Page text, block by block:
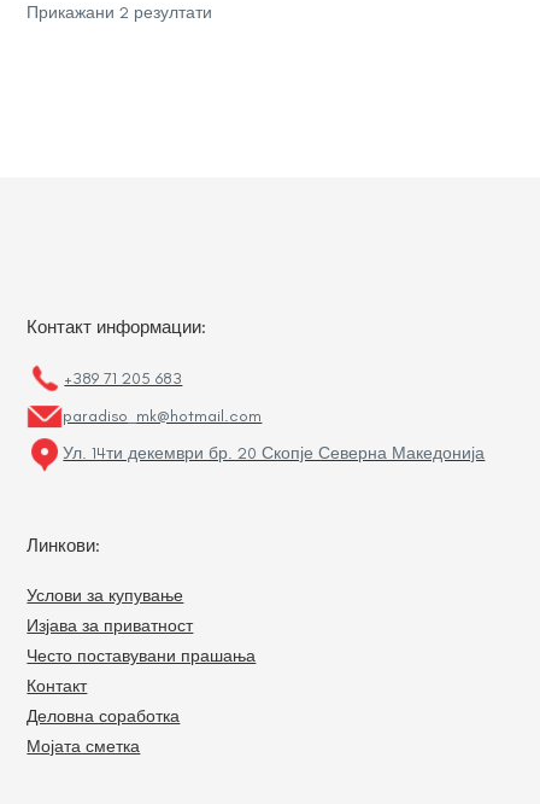
Прикажани 2 резултати
Контакт информации:
+389 71 205 683
paradiso_mk@hotmail.com
Ул. 14ти декември бр. 20 Скопје Северна Македонија
Линкови:
Услови за купување
Изјава за приватност
Често поставувани прашања
Контакт
Деловна соработка
Мојата сметка